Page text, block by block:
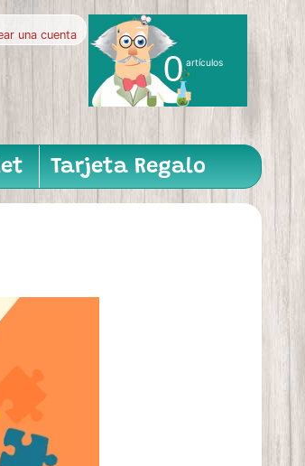
una cuenta
0 artículos
child menu
Tarjeta Regalo